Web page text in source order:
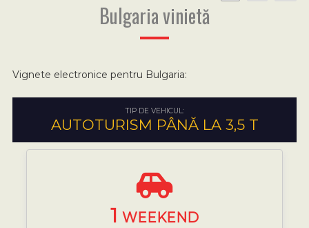
Bulgaria vinietă
Vignete electronice pentru Bulgaria:
TIP DE VEHICUL:
AUTOTURISM PÂNĂ LA 3,5 T
1 WEEKEND